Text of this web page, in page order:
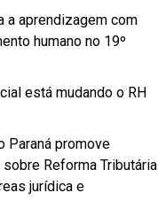
a aprendizagem com
humano no 19º
está mudando o RH
Paraná promove
Reforma Tributária
jurídica e